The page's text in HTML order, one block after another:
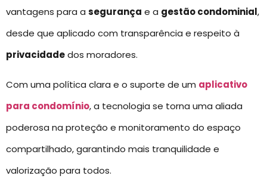
vantagens para a segurança e a gestão condominial,
desde que aplicado com transparência e respeito à
privacidadedos moradores.
Com uma política clara e o suporte de um aplicativo
para condomínio, a tecnologia se torna uma aliada
poderosa na proteção e monitoramento do espaço
compartilhado, garantindo mais tranquilidade e
valorização para todos.